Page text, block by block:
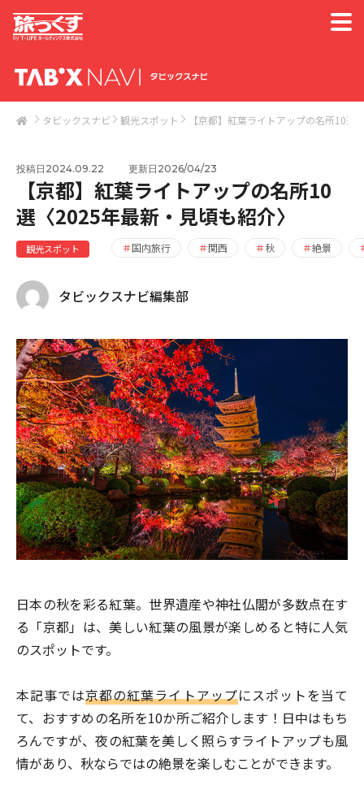
タビックスナビ 観光スポット 【京都】紅葉ライトアップの名所10
投稿日2024.09.22 更新日2026/04/23
【京都】紅葉ライトアップの名所10
選〈2025年最新・見頃も紹介〉
観光スポット 国内旅行 関西 秋 絶景
タビックスナビ編集部
日本の秋を彩る紅葉。世界遺産や神社仏閣が多数点在す
る「京都」は、美しい紅葉の風景が楽しめると特に人気
のスポットです。
本記事では京都の紅葉ライトアップにスポットを当て
て、おすすめの名所を10か所ご紹介します！日中はもち
ろんですが、夜の紅葉を美しく照らすライトアップも風
情があり、秋ならではの絶景を楽しむことができます。